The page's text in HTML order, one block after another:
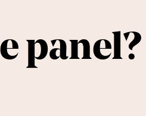
panel?